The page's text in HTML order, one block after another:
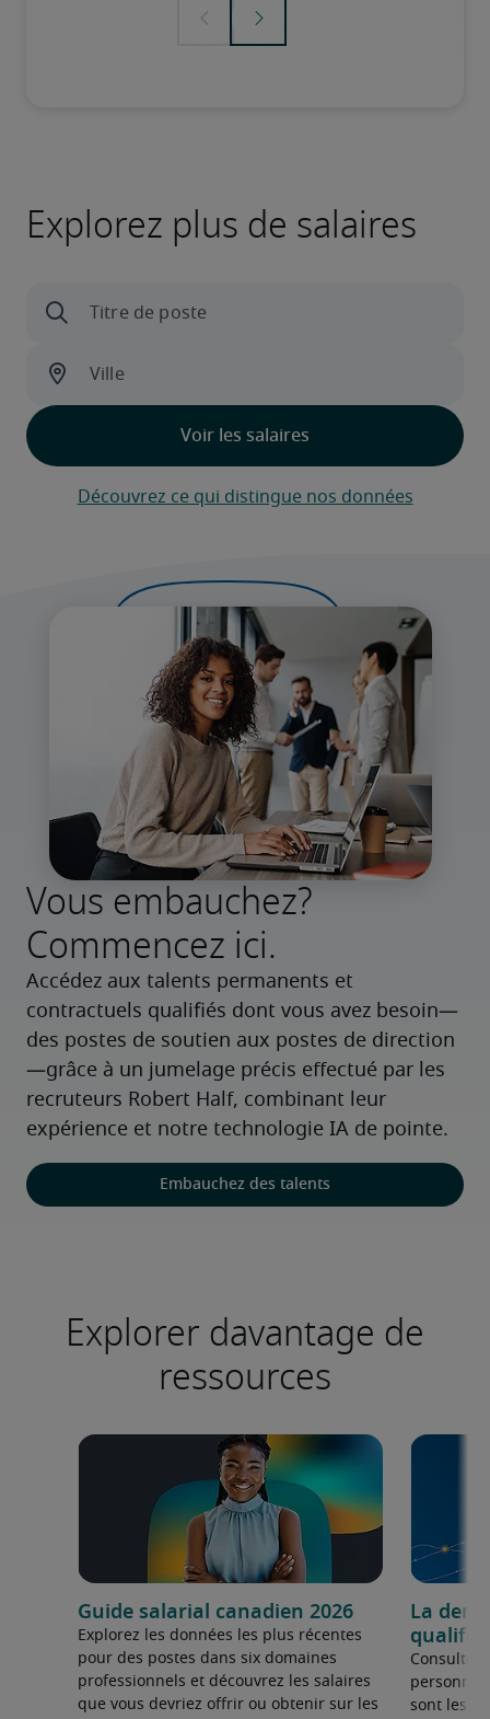
Explorez plus de salaires
Découvrez ce qui distingue nos données
Vous embauchez?
Commencez ici.
Accédez aux talents permanents et
contractuels qualifiés dont vous avez besoin—
des postes de soutien aux postes de direction
—grâce à un jumelage précis effectué par les
recruteurs Robert Half, combinant leur
expérience et notre technologie IA de pointe.
Embauchez des talents
Explorer davantage de
ressources
Guide salarial canadien 2026
Explorez les données les plus récentes
pour des postes dans six domaines
professionnels et découvrez les salaires
que vous devriez offrir ou obtenir sur les
La
qualifié
Consultez
personnel
sont les